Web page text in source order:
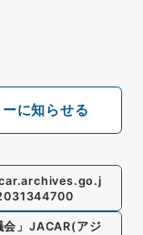
に知らせる
会 」 JACAR(アジ